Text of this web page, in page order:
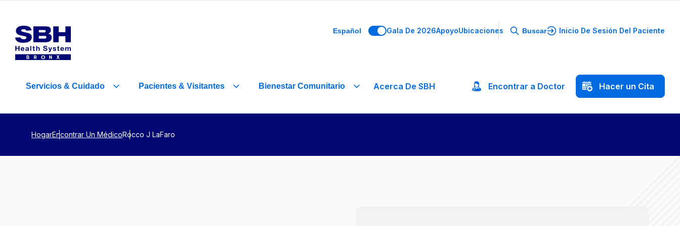
Español Gala De 2026ApoyoUbicaciones Buscar Inicio De Sesión Del Paciente
Servicios & Cuidado Pacientes & Visitantes Bienestar Comunitario Acerca De SBH Encontrar a Doctor Hacer un Cita
HogarEncontrar Un MédicoRocco J LaFaro